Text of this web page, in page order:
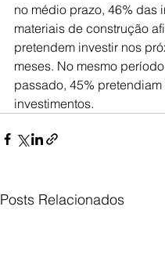
no médio prazo, 46% das
materiais de construção
pretendem investir nos
meses. No mesmo
passado, 45%
investimentos.
Posts Relacionados